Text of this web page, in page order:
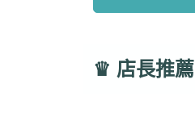
♛ 店長推薦